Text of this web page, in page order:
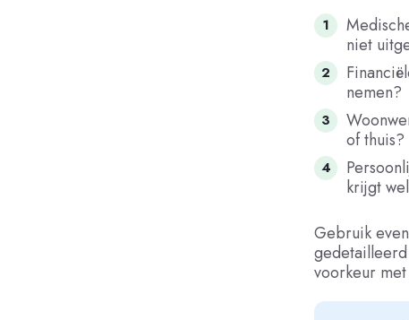
niet
nemen?
of thuis?
krijgt
Gebruik
voorkeur